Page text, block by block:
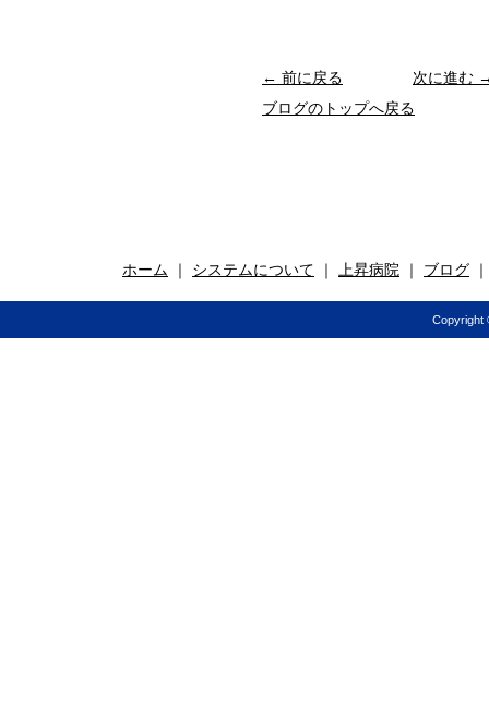
← 前に戻る
次に進む
ブログのトップへ戻る
ホーム ｜ システムについて ｜ 上昇病院 ｜ ブログ
Copyright